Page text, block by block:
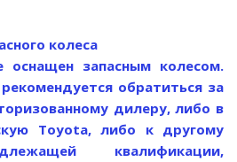
колеса
запасным колесом.
обратиться за
дилеру, либо в
Toyota, либо к другому
квалификации,